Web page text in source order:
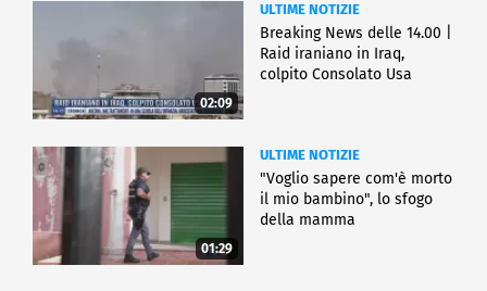
02:09
ULTIME NOTIZIE
Breaking News delle 14.00 |
Raid iraniano in Iraq,
colpito Consolato Usa
01:29
ULTIME NOTIZIE
"Voglio sapere com'è morto
il mio bambino", lo sfogo
della mamma